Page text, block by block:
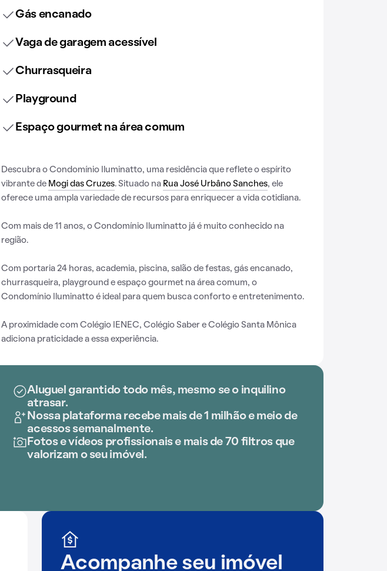
Gás encanado
Vaga de garagem acessível
Churrasqueira
Playground
Espaço gourmet na área comum
Descubra o Condomínio Iluminatto, uma residência que reflete o espírito
vibrante de Mogi das Cruzes. Situado na Rua José Urbâno Sanches, ele
oferece uma ampla variedade de recursos para enriquecer a vida cotidiana.
Com mais de 11 anos, o Condomínio Iluminatto já é muito conhecido na
região.
Com portaria 24 horas, academia, piscina, salão de festas, gás encanado,
churrasqueira, playground e espaço gourmet na área comum, o
Condomínio Iluminatto é ideal para quem busca conforto e entretenimento.
A proximidade com Colégio IENEC, Colégio Saber e Colégio Santa Mônica
adiciona praticidade a essa experiência.
Aluguel garantido todo mês, mesmo se o inquilino
atrasar.
Nossa plataforma recebe mais de 1 milhão e meio de
acessos semanalmente.
Fotos e vídeos profissionais e mais de 70 filtros que
valorizam o seu imóvel.
Acompanhe seu imóvel